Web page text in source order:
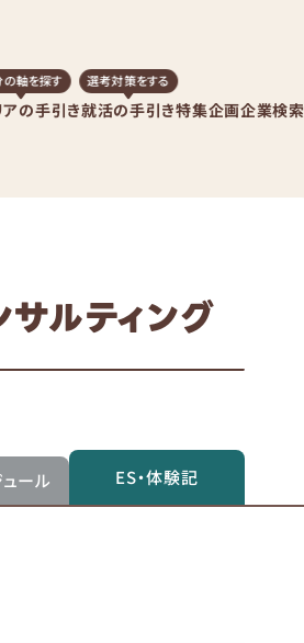
アの手引き
の軸を探す
就活の手引き
選考対策をする
特集企画企業検索
サルティング
ール ES・体験記